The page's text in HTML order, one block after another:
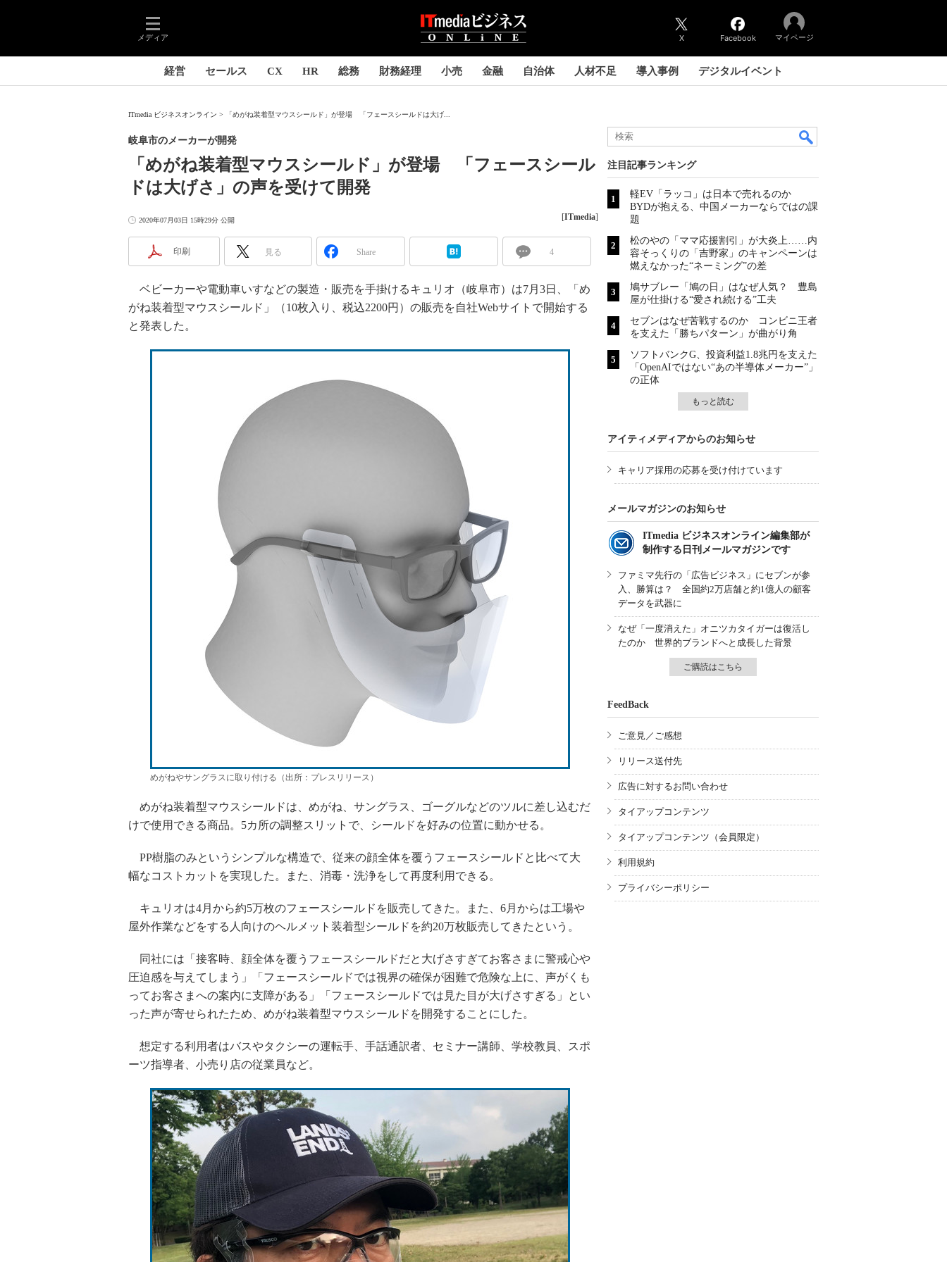
メディア X Facebook マイページ
経営 セールス CX HR 総務 財務経理 小売 金融 自治体 人材不足 導入事例 デジタルイベント
ITmedia ビジネスオンライン 「めがね装着型マウスシールド」が登場 「フェースシールドは大げ...
「めがね装着型マウスシールド」が登場 「フェースシール
ドは大げさ」の声を受けて開発
岐阜市のメーカーが開発
2020年07月03日 15時29分 公開 [ITmedia]
印刷 見る Share 4
ベビーカーや電動車いすなどの製造・販売を手掛けるキュリオ（岐阜市）は7月3日、「め
がね装着型マウスシールド」（10枚入り、税込2200円）の販売を自社Webサイトで開始する
と発表した。
めがねやサングラスに取り付ける（出所：プレスリリース）
めがね装着型マウスシールドは、めがね、サングラス、ゴーグルなどのツルに差し込むだ
けで使用できる商品。5カ所の調整スリットで、シールドを好みの位置に動かせる。
PP樹脂のみというシンプルな構造で、従来の顔全体を覆うフェースシールドと比べて大
幅なコストカットを実現した。また、消毒・洗浄をして再度利用できる。
キュリオは4月から約5万枚のフェースシールドを販売してきた。また、6月からは工場や
屋外作業などをする人向けのヘルメット装着型シールドを約20万枚販売してきたという。
同社には「接客時、顔全体を覆うフェースシールドだと大げさすぎてお客さまに警戒心や
圧迫感を与えてしまう」「フェースシールドでは視界の確保が困難で危険な上に、声がくも
ってお客さまへの案内に支障がある」「フェースシールドでは見た目が大げさすぎる」とい
った声が寄せられたため、めがね装着型マウスシールドを開発することにした。
想定する利用者はバスやタクシーの運転手、手話通訳者、セミナー講師、学校教員、スポ
ーツ指導者、小売り店の従業員など。
注目記事ランキング
軽EV「ラッコ」は日本で売れるのか
BYDが抱える、中国メーカーならではの課
題
松のやの「ママ応援割引」が大炎上……内
容そっくりの「吉野家」のキャンペーンは
燃えなかった“ネーミング”の差
鳩サブレー「鳩の日」はなぜ人気？ 豊島
屋が仕掛ける“愛され続ける”工夫
セブンはなぜ苦戦するのか コンビニ王者
を支えた「勝ちパターン」が曲がり角
ソフトバンクG、投資利益1.8兆円を支えた
「OpenAIではない“あの半導体メーカー”」
の正体
もっと読む
アイティメディアからのお知らせ
キャリア採用の応募を受け付けています
メールマガジンのお知らせ
ITmedia ビジネスオンライン編集部が
制作する日刊メールマガジンです
ファミマ先行の「広告ビジネス」にセブンが参
入、勝算は？ 全国約2万店舗と約1億人の顧客
データを武器に
なぜ「一度消えた」オニツカタイガーは復活し
たのか 世界的ブランドへと成長した背景
ご購読はこちら
FeedBack
ご意見／ご感想
リリース送付先
広告に対するお問い合わせ
タイアップコンテンツ
タイアップコンテンツ（会員限定）
利用規約
プライバシーポリシー